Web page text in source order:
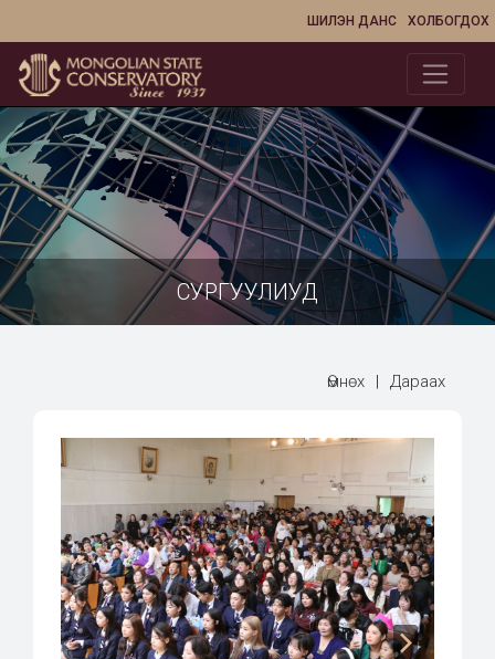
ХОЛБОГДОХ
ШИЛЭН ДАНС
СУРГУУЛИУД
Өмнөх | Дараах